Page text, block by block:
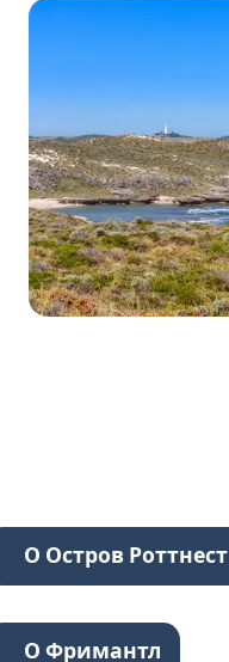
О Остров Роттнест
О Фримантл